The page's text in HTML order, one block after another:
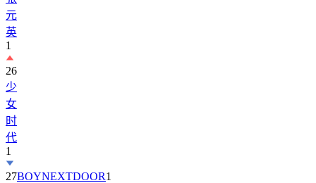
英
1
26
少
女
时
代
1
27
28IDID1